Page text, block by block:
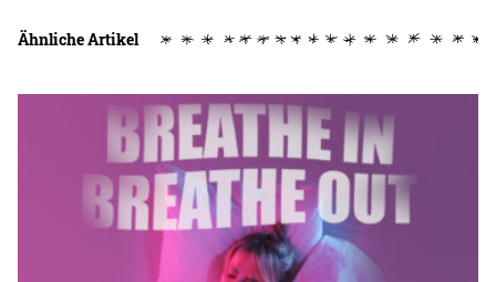
Ähnliche Artikel